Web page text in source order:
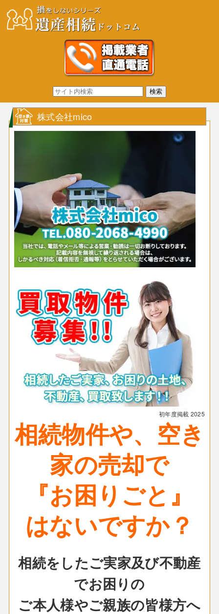
株式会社mico
初年度掲載 2025
相続物件や、空き
家の売却で
『お困りごと』
はないですか？
相続をしたご実家及び不動産
でお困りの
ご本人様やご親族の皆様方へ